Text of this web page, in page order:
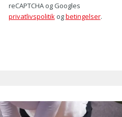
reCAPTCHA og Googles
privatlivspolitik ogbetingelser.